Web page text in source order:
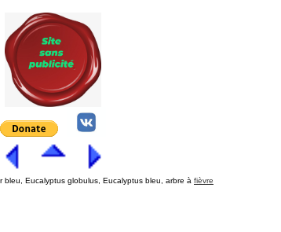
bleu, Eucalyptus globulus, Eucalyptus bleu, arbre à fièvre